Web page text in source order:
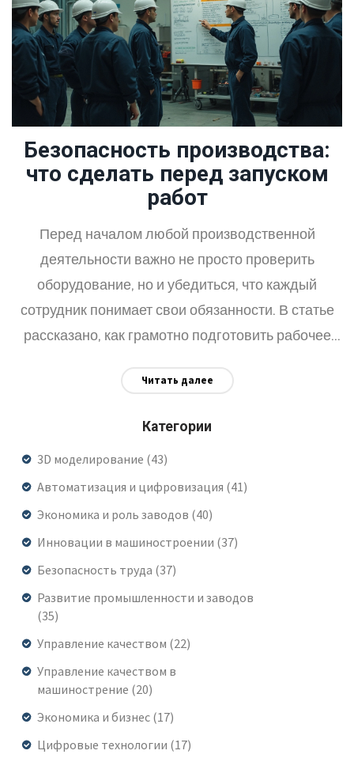
Безопасность производства:
что сделать перед запуском
работ
Перед началом любой производственной
деятельности важно не просто проверить
оборудование, но и убедиться, что каждый
сотрудник понимает свои обязанности. В статье
рассказано, как грамотно подготовить рабочее
быстрый отклик в случае нештатной ситуации.
инструментов, состоянию помещений и
проведению вводных инструктажей. Есть
примеры ошибок, которые чаще всего допускают
даже опытные сотрудники. Всё, чтобы рабочий
день начинался спокойно и безопасно.
Читать далее
Категории
3D моделирование (43)
Автоматизация и цифровизация (41)
Экономика и роль заводов (40)
Инновации в машиностроении (37)
Безопасность труда (37)
Развитие промышленности и заводов
(35)
Управление качеством (22)
Управление качеством в
машинострение (20)
Экономика и бизнес (17)
Цифровые технологии (17)